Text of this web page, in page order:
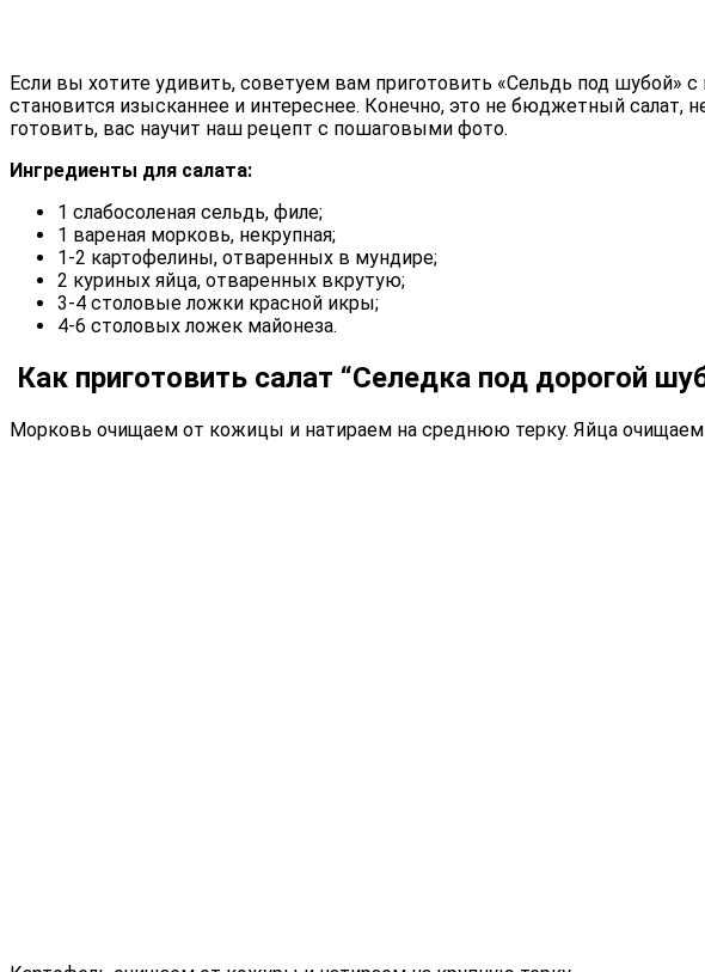
Если вы хотите удивить, советуем вам приготовить «Сельдь под шубой»
становится изысканнее и интереснее. Конечно, это не бюджетный салат,
готовить, вас научит наш рецепт с пошаговыми фото.
Ингредиенты для салата:
1 слабосоленая сельдь, филе;
1 вареная морковь, некрупная;
1-2 картофелины, отваренных в мундире;
2 куриных яйца, отваренных вкрутую;
3-4 столовые ложки красной икры;
4-6 столовых ложек майонеза.
Как приготовить салат “Селедка под дорогой
Морковь очищаем от кожицы и натираем на среднюю терку. Яйца